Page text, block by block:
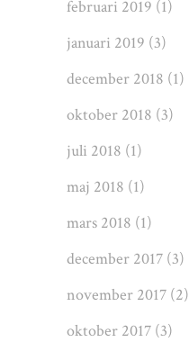
februari 2019 (1)
januari 2019 (3)
december 2018 (1)
oktober 2018 (3)
juli 2018 (1)
maj 2018 (1)
mars 2018 (1)
december 2017 (3)
november 2017 (2)
oktober 2017 (3)